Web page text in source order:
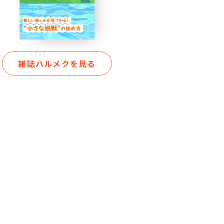
雑誌ハルメクを見る